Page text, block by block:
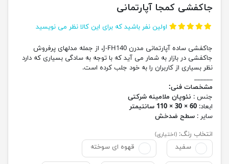
جاکفشی کمجا آپارتمانی
اولین نفر باشید که برای این کالا نظر می نویسید
جاکفشی ساده آپارتمانی مدرن J-FH140، از جمله مدلهای پرفروش
جاکفشی در بازار به شمار می آید که با توجه به سادگی بسیاری که دارد
نظر بسیاری از کاربران را به خود جلب کرده است.
______
مشخصات فنی:
جنس : نئوپان ملامینه شرکتی
ابعاد: 60 × 30 × 110 سانتیمتر
سایر : سطح ضدخش
انتخاب رنگ: (اختیاری)
سفید قهوه ای سوخته